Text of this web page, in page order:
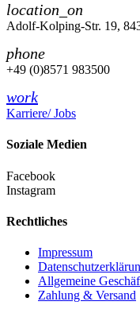
location_on
Adolf-Kolping-Str. 19,
phone
+49 (0)8571 983500
work
Karriere/ Jobs
Soziale Medien
Facebook
Instagram
Rechtliches
Impressum
Allgemeine
Zahlung & Versand